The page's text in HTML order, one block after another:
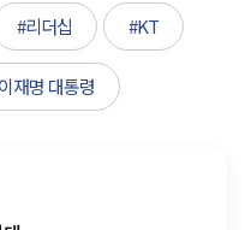
#리더십 #KT
재명 대통령